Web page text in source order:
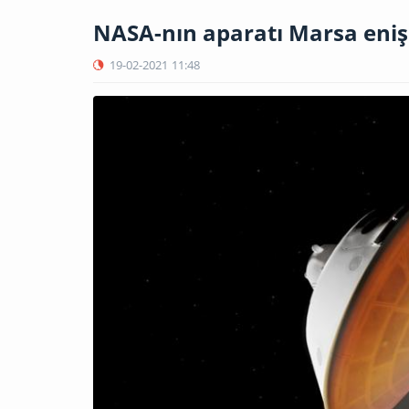
NASA-nın aparatı Marsa
19-02-2021 11:48